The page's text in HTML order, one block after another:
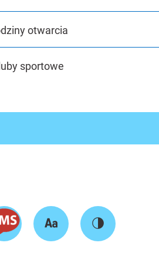
otwarcia
sportowe
Zmień
rozmiar
Zmień
kontrast